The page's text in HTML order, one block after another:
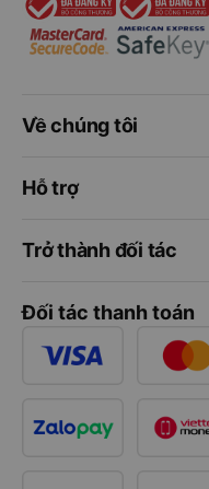
Về chúng tôi
Hỗ trợ
Trở thành đối tác
Đối tác thanh toán